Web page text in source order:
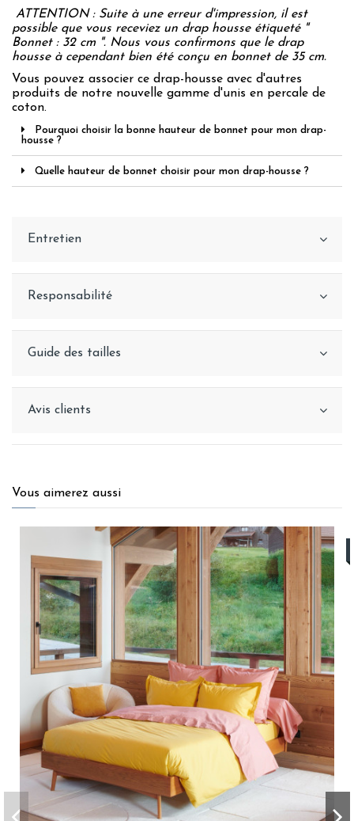
ATTENTION : Suite à une erreur d'impression, il est
possible que vous receviez un drap housse étiqueté "
Bonnet : 32 cm ". Nous vous confirmons que le drap
housse à cependant bien été conçu en bonnet de 35 cm.
Vous pouvez associer ce drap-housse avec d'autres
produits de notre nouvelle gamme d'unis en percale de
coton.
Pourquoi choisir la bonne hauteur de bonnet pour mon drap-
housse ?
Quelle hauteur de bonnet choisir pour mon drap-housse ?
Entretien
Responsabilité
Guide des tailles
Avis clients
Vous aimerez aussi